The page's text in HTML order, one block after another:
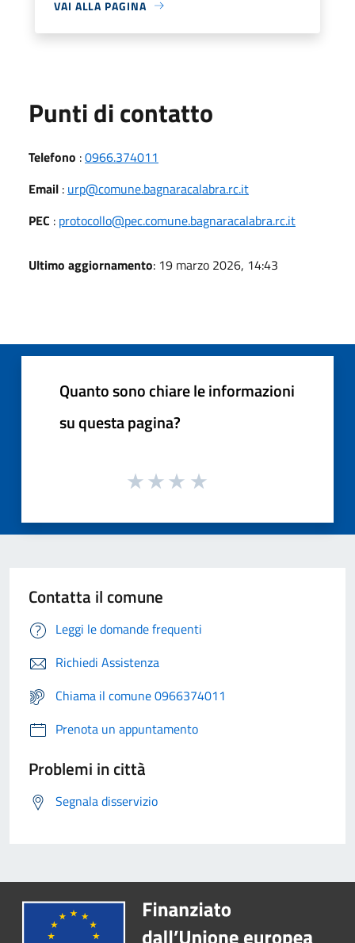
VAI ALLA PAGINA
Punti di contatto
Telefono :0966.374011
Email : urp@comune.bagnaracalabra.rc.it
PEC : protocollo@pec.comune.bagnaracalabra.rc.it
Ultimo aggiornamento: 19 marzo 2026, 14:43
Quanto sono chiare le informazioni
su questa pagina?
Contatta il comune
Leggi le domande frequenti
Richiedi Assistenza
Chiama il comune 0966374011
Prenota un appuntamento
Problemi in città
Segnala disservizio